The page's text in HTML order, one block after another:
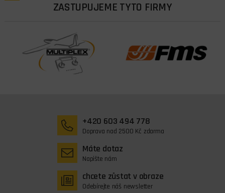
ZASTUPUJEME TYTO FIRMY
+420 603 494 778
Doprava nad 2500 Kč zdarma
Máte dotaz
Napište nám
chcete zůstat v obraze
Odebírejte náš newsletter